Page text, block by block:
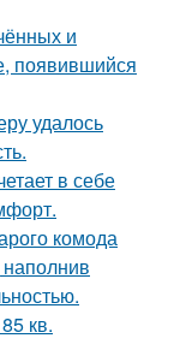
и
появившийся
удалось
в себе
комода
кв.